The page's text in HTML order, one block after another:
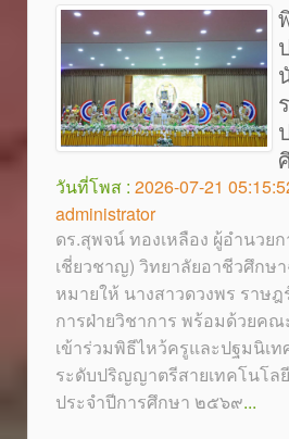
วันที่โพส : 2026-07-21
administrator
ดร.สุพจน์ ทองเหลือง ผู้อำนวย
เชี่ยวชาญ) วิทยาลัยอาชีวศึกษา
หมายให้ นางสาวดวงพร ราษฎ
การฝ่ายวิชาการ พร้อมด้วยค
เข้าร่วมพิธีไหว้ครูและปฐมนิเ
ระดับปริญญาตรีสายเทคโนโล
ประจำปีการศึกษา ๒๕๖๙...